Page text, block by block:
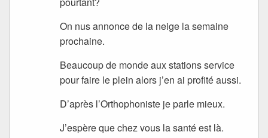
On nus annonce de la neige la semaine
prochaine.
Beaucoup de monde aux stations service
pour faire le plein alors j’en ai profité aussi.
D’après l’Orthophoniste je parle mieux.
J’espère que chez vous la santé est là.